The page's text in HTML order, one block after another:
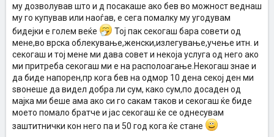
му дозволував што и д посакаше ако бев во можност веднаш
му го купував или наоѓав, е сега помалку му угодувам
бидејки е голем веќе
Тој пак секогаш бара совети од
мене,во врска облекување,женски,излегување,учење итн. и
секогаш и тој мене ми дава совет и некоја услуга од него ако
ми притреба секогаш ми е на располоагање.Некогаш знае и
да биде напорен,пр кога бев на одмор 10 дена секој ден ми
ѕвонеше да видел добра ли сум, како сум,по досаден од
мајка ми беше ама ако си го сакам таков и секогаш ќе биде
моето помало братче и јас секогаш ќе се однесувам
заштитнички кон него па и 50 год кога ќе стане